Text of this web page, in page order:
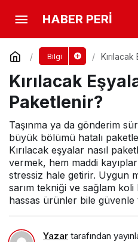
HABER PERİ
Bilgi
Kırılacak
Paketlenir?
Taşınma ya da gönderim
büyük bölümü hatalı
Kırılacak eşyalar nasıl
vermek, hem maddi
stressiz hale getirir. Uygun
sarım tekniği ve sağlam koli
hassas ürünler bile güvenle
Yazar tarafından
Ev Sigortası
Yorum Yap